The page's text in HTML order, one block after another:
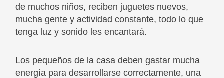
de muchos niños, reciben juguetes nuevos,
mucha gente y actividad constante, todo lo que
tenga luz y sonido les encantará.
Los pequeños de la casa deben gastar mucha
energía para desarrollarse correctamente, una